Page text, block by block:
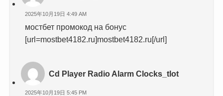
2025年10月19日 4:49 AM
мостбет промокод на бонус
[url=mostbet4182.ru]mostbet4182.ru[/url]
Cd Player Radio Alarm Clocks_tlot
2025年10月19日 5:45 PM